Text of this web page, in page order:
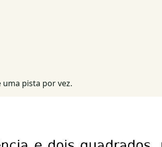
pista por vez.